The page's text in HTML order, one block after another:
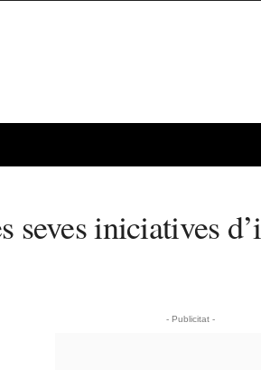
iniciatives
- Publicitat -